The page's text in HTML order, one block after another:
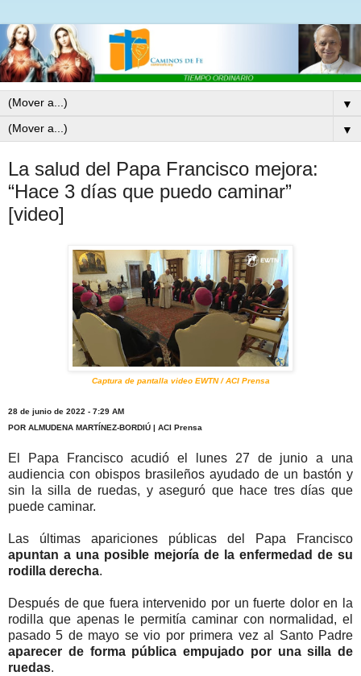
▼
▼
La salud del Papa Francisco mejora:
“Hace 3 días que puedo caminar”
[video]
Captura de pantalla video EWTN / ACI Prensa
28 de junio de 2022 - 7:29 AM
POR ALMUDENA MARTÍNEZ-BORDIÚ | ACI Prensa
El Papa Francisco acudió el lunes 27 de junio a una
audiencia con obispos brasileños ayudado de un bastón y
sin la silla de ruedas, y aseguró que hace tres días que
puede caminar.
Las últimas apariciones públicas del Papa Francisco
apuntan a una posible mejoría de la enfermedad de su
rodilla derecha.
Después de que fuera intervenido por un fuerte dolor en la
rodilla que apenas le permitía caminar con normalidad, el
pasado 5 de mayo se vio por primera vez al Santo Padre
aparecer de forma pública empujado por una silla de
ruedas.